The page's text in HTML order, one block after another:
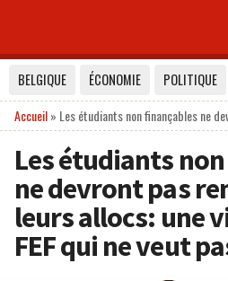
BELGIQUE ÉCONOMIE POLITIQUE
Accueil» Les étudiants non finançables ne
Les étudiants
ne devront pas
leurs allocs: une
FEF qui ne veut